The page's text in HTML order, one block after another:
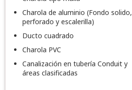
Charola de aluminio (Fondo solido,
perforado y escalerilla)
Ducto cuadrado
Charola PVC
Canalización en tubería Conduit y
áreas clasificadas